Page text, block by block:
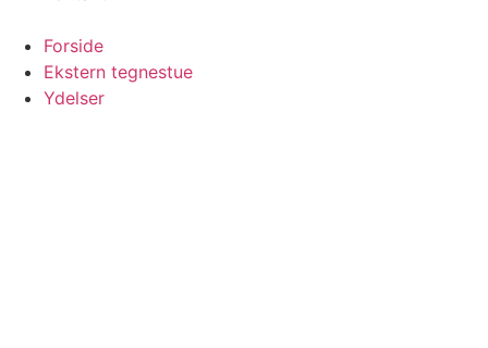
Forside
Ekstern tegnestue
Ydelser